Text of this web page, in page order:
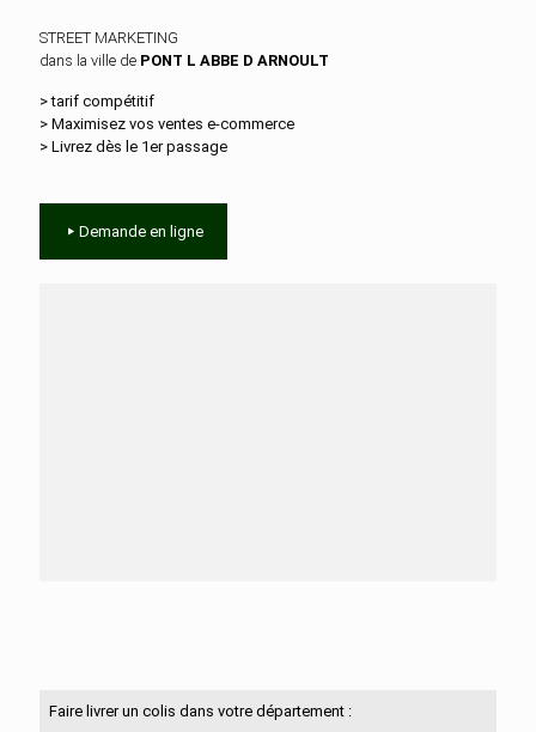
STREET MARKETING
dans la ville de PONT L ABBE D ARNOULT
> tarif compétitif
> Maximisez vos ventes e‑commerce
> Livrez dès le 1er passage
Demande en ligne
Faire livrer un colis dans votre département :